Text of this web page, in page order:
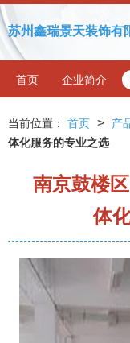
苏州鑫瑞景天装饰有
首页 企业简介
当前位置： 首页 > 产
体化服务的专业之选
南京鼓楼
体